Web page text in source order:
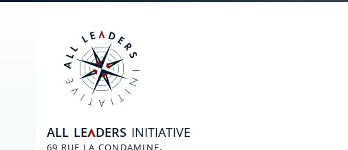
ALL LEADERS INITIATIVE
69 RUE LA CONDAMINE,